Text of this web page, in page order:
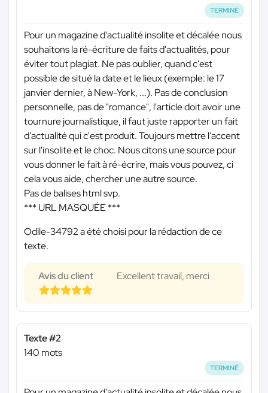
TERMINÉ
Pour un magazine d'actualité insolite et décalée nous
souhaitons la ré-écriture de faits d'actualités, pour
éviter tout plagiat. Ne pas oublier, quand c'est
possible de situé la date et le lieux (exemple: le 17
janvier dernier, à New-York, ...). Pas de conclusion
personnelle, pas de "romance", l'article doit avoir une
tournure journalistique, il faut juste rapporter un fait
d'actualité qui c'est produit. Toujours mettre l'accent
sur l'insolite et le choc. Nous citons une source pour
vous donner le fait à ré-écrire, mais vous pouvez, ci
cela vous aide, chercher une autre source.
Pas de balises html svp.
*** URL MASQUÉE ***
Odile-34792 a été choisi pour la rédaction de ce
texte.
Avis du client Excellent travail, merci
Texte #2
140 mots
TERMINÉ